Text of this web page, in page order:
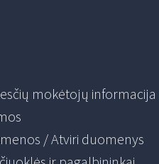
mokėtojų informacija
/ Atviri duomenys